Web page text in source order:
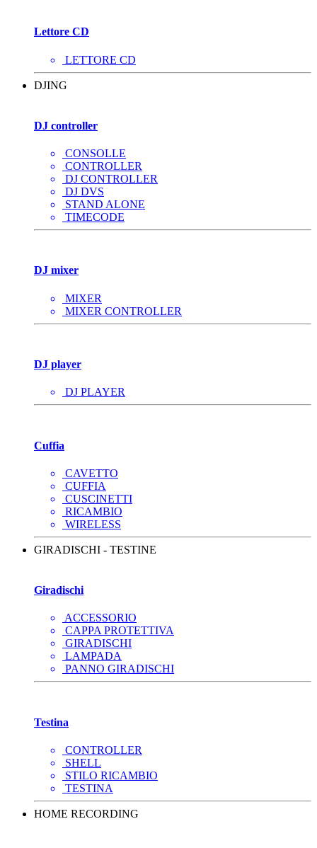
Lettore CD
LETTORE CD
DJING
DJ controller
CONSOLLE
CONTROLLER
DJ CONTROLLER
DJ DVS
STAND ALONE
TIMECODE
DJ mixer
MIXER
MIXER CONTROLLER
DJ player
DJ PLAYER
Cuffia
CAVETTO
CUFFIA
CUSCINETTI
RICAMBIO
WIRELESS
GIRADISCHI - TESTINE
Giradischi
ACCESSORIO
CAPPA PROTETTIVA
GIRADISCHI
LAMPADA
PANNO GIRADISCHI
Testina
CONTROLLER
SHELL
STILO RICAMBIO
TESTINA
HOME RECORDING